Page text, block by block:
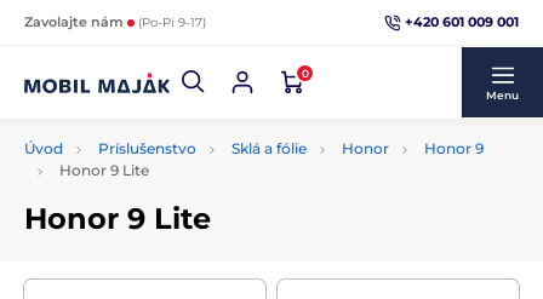
Zavolajte nám (Po-Pi 9-17) +420 601 009 001
0
Menu
Úvod Príslušenstvo Sklá a fólie Honor
Honor 9
Honor 9 Lite
Honor 9 Lite